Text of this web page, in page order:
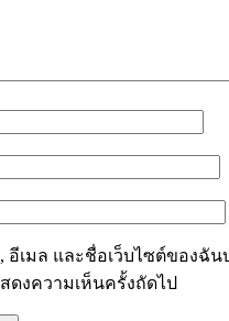
เมล และชื่อเว็บไซต์ของฉัน
ดงความเห็นครั้งถัดไป